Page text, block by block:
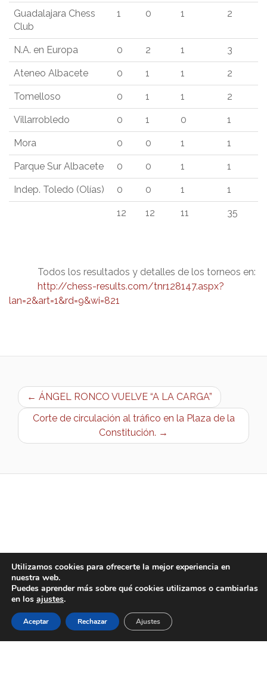
Guadalajara Chess
Club
1 0 1 2
N.A. en Europa 0 2 1 3
Ateneo Albacete 0 1 1 2
Tomelloso 0 1 1 2
Villarrobledo 0 1 0 1
Mora 0 0 1 1
Parque Sur Albacete 0 0 1 1
Indep. Toledo (Olías) 0 0 1 1
12 12 11 35
Todos los resultados y detalles de los torneos en:
http://chess-results.com/tnr128147.aspx?
lan=2&art=1&rd=9&wi=821
← ÁNGEL RONCO VUELVE “A LA CARGA”
Corte de circulación al tráfico en la Plaza de la
Constitución. →
Utilizamos cookies para ofrecerte la mejor experiencia en
nuestra web.
Puedes aprender más sobre qué cookies utilizamos o cambiarlas
en los ajustes.
Aceptar Rechazar Ajustes